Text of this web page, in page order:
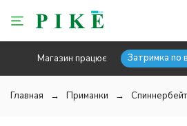
Магазин працює Затримка по
Главная Приманки